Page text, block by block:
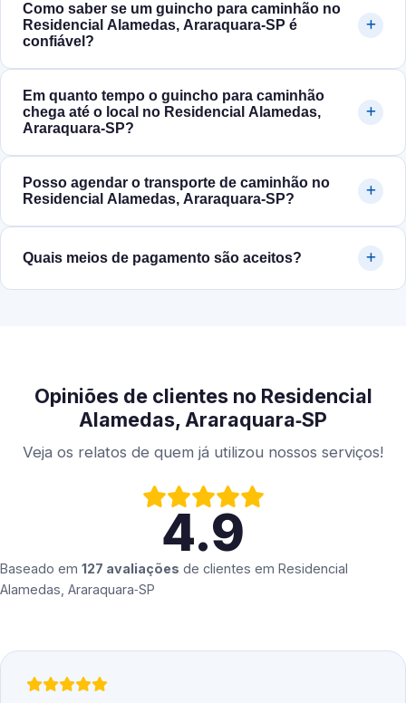
Como saber se um guincho para caminhão no
Residencial Alamedas, Araraquara‑SP é
confiável?
Em quanto tempo o guincho para caminhão
chega até o local no Residencial Alamedas,
Araraquara‑SP?
Posso agendar o transporte de caminhão no
Residencial Alamedas, Araraquara‑SP?
Quais meios de pagamento são aceitos?
Opiniões de clientes no Residencial
Alamedas, Araraquara‑SP
Veja os relatos de quem já utilizou nossos serviços!
4.9
Baseado em 127 avaliações de clientes em Residencial
Alamedas, Araraquara‑SP